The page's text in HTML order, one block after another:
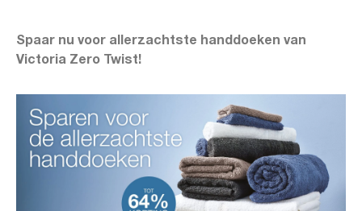
Spaar nu voor allerzachtste handdoeken van
Victoria Zero Twist!